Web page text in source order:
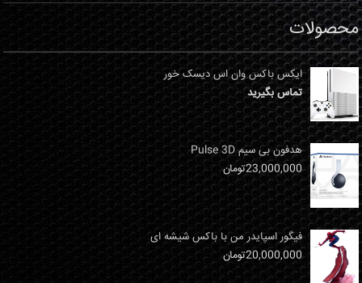
محصولات
ایکس باکس وان اس دیسک خور
تماس بگیرید
هدفون بی سیم Pulse 3D
23,000,000تومان
فیگور اسپایدر من با باکس شیشه ای
20,000,000تومان